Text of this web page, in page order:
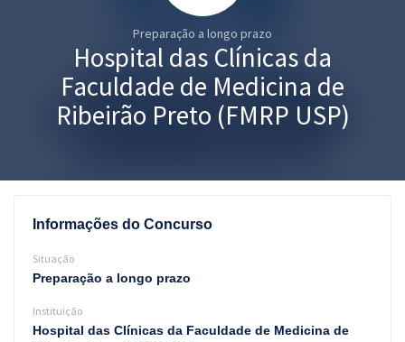
Mentorias
Aprovados
Atendimento
Preparação a longo prazo
Hospital das Clínicas da
Faculdade de Medicina de
Ribeirão Preto (FMRP USP)
Informações do Concurso
Situação
Preparação a longo prazo
Instituição
Hospital das Clínicas da Faculdade de Medicina de